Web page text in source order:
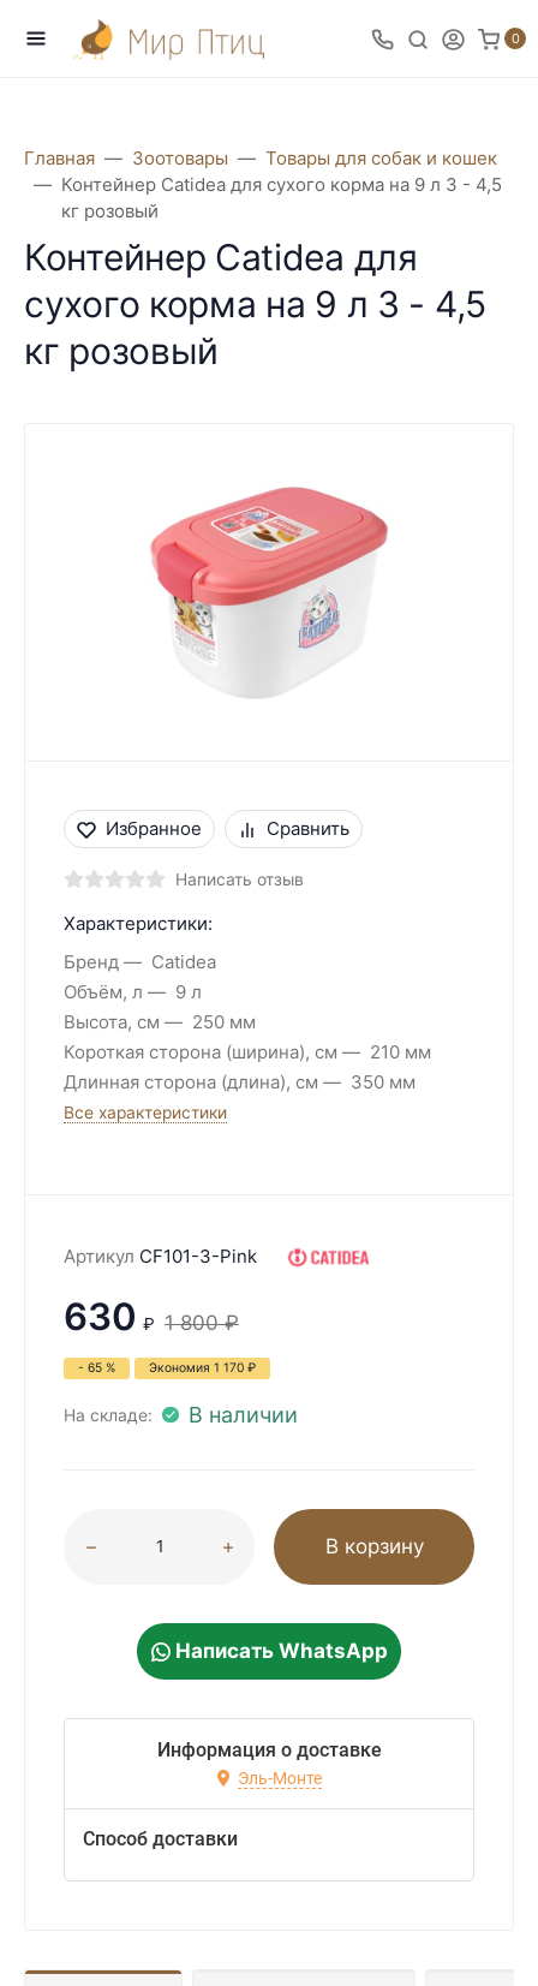
0
Главная Зоотовары
Товары для собак и кошек
Контейнер Catidea для сухого корма на 9 л 3 - 4,5
кг розовый
Контейнер Catidea для
сухого корма на 9 л 3 - 4,5
кг розовый
Избранное Сравнить
Написать отзыв
Характеристики:
Бренд
Catidea
Объём, л
9 л
Высота, см
250 мм
Короткая сторона (ширина), см
210 мм
Длинная сторона (длина), см
350 мм
Все характеристики
Артикул CF101-3-Pink
630 ₽ 1 800 ₽
- 65 % Экономия 1 170 ₽
На складе: В наличии
В корзину
Написать WhatsApp
Информация о доставке
Эль-Монте
Способ доставки